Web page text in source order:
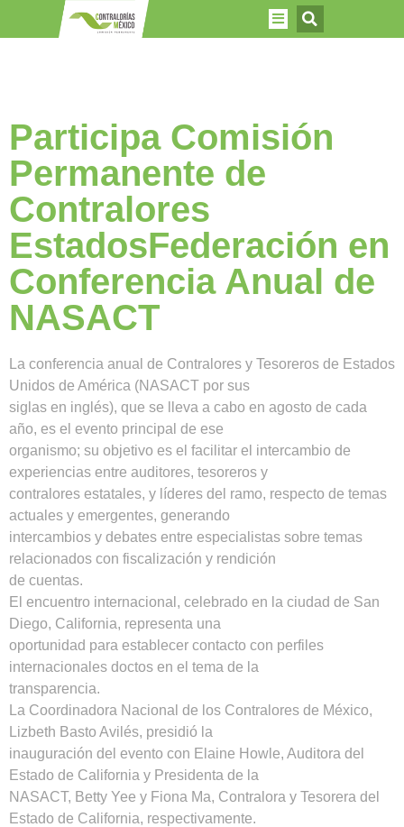
Participa Comisión
Permanente de
Contralores
EstadosFederación en
Conferencia Anual de
NASACT
La conferencia anual de Contralores y Tesoreros de Estados
Unidos de América (NASACT por sus
siglas en inglés), que se lleva a cabo en agosto de cada
año, es el evento principal de ese
organismo; su objetivo es el facilitar el intercambio de
experiencias entre auditores, tesoreros y
contralores estatales, y líderes del ramo, respecto de temas
actuales y emergentes, generando
intercambios y debates entre especialistas sobre temas
relacionados con fiscalización y rendición
de cuentas.
El encuentro internacional, celebrado en la ciudad de San
Diego, California, representa una
oportunidad para establecer contacto con perfiles
internacionales doctos en el tema de la
transparencia.
La Coordinadora Nacional de los Contralores de México,
Lizbeth Basto Avilés, presidió la
inauguración del evento con Elaine Howle, Auditora del
Estado de California y Presidenta de la
NASACT, Betty Yee y Fiona Ma, Contralora y Tesorera del
Estado de California, respectivamente.